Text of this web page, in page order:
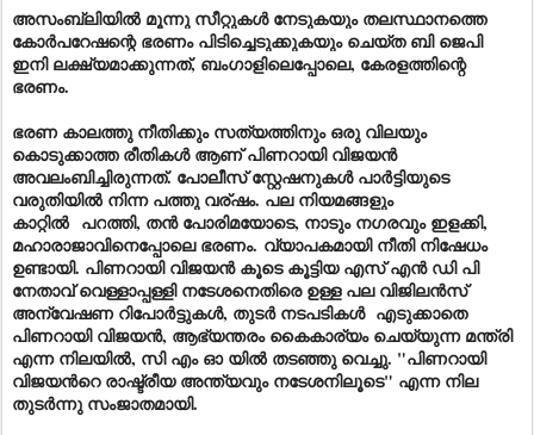
അസംബ്ലിയിൽ മൂന്നു സീറ്റുകൾ നേടുകയും തലസ്ഥാനത്തെ
കോർപറേഷന്റെ ഭരണം പിടിച്ചെടുക്കുകയും ചെയ്ത ബി ജെപി
ഇനി ലക്ഷ്യമാക്കുന്നത്, ബംഗാളിലെപ്പോലെ, കേരളത്തിന്റെ
ഭരണം.
ഭരണ കാലത്തു നീതിക്കും സത്യത്തിനും ഒരു വിലയും
കൊടുക്കാത്ത രീതികൾ ആണ് പിണറായി വിജയൻ
അവലംബിച്ചിരുന്നത്. പോലീസ് സ്റ്റേഷനുകൾ പാർട്ടിയുടെ
വരുതിയിൽ നിന്ന പത്തു വര്ഷം. പല നിയമങ്ങളും
കാറ്റിൽ പറത്തി, തൻ പോരിമയോടെ, നാടും നഗരവും ഇളക്കി,
മഹാരാജാവിനെപ്പോലെ ഭരണം. വ്യാപകമായി നീതി നിഷേധം
ഉണ്ടായി. പിണറായി വിജയൻ കൂടെ കൂട്ടിയ എസ് എൻ ഡി പി
നേതാവ് വെള്ളാപ്പള്ളി നടേശനെതിരെ ഉള്ള പല വിജിലൻസ്
അന്വേഷണ റിപോർട്ടുകൾ, തുടർ നടപടികൾ എടുക്കാതെ
പിണറായി വിജയൻ, ആഭ്യന്തരം കൈകാര്യം ചെയ്യുന്ന മന്ത്രി
എന്ന നിലയിൽ, സി എം ഓ യിൽ തടഞ്ഞു വെച്ചു. "പിണറായി
വിജയൻറെ രാഷ്ട്രീയ അന്ത്യവും നടേശനിലൂടെ" എന്ന നില
തുടർന്നു സംജാതമായി.